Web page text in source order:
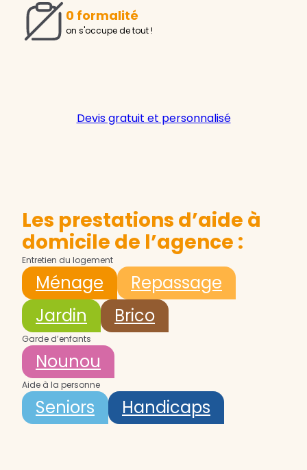
0 formalité
on s'occupe de tout !
Devis gratuit et personnalisé
Les prestations d’aide à
domicile de l’agence :
Entretien du logement
Ménage
Repassage
Jardin
Brico
Garde d’enfants
Nounou
Aide à la personne
Seniors Handicaps